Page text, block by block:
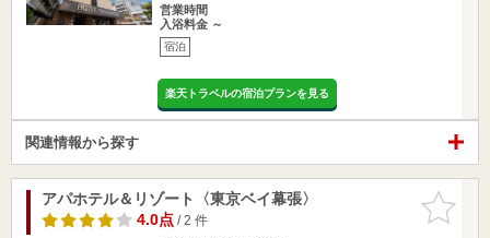
営業時間
入浴料金 ～
宿泊
楽天トラベルの宿泊プランを見る
関連情報から探す
お気に入
りに追加
アパホテル＆リゾート〈東京ベイ幕張〉
4.0点/ 2 件